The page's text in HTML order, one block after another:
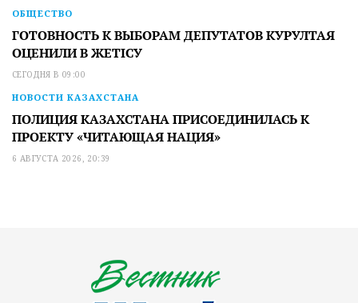
ОБЩЕСТВО
ГОТОВНОСТЬ К ВЫБОРАМ ДЕПУТАТОВ КУРУЛТАЯ
ОЦЕНИЛИ В ЖЕТІСУ
СЕГОДНЯ В 09:00
НОВОСТИ КАЗАХСТАНА
ПОЛИЦИЯ КАЗАХСТАНА ПРИСОЕДИНИЛАСЬ К
ПРОЕКТУ «ЧИТАЮЩАЯ НАЦИЯ»
6 АВГУСТА 2026, 20:39